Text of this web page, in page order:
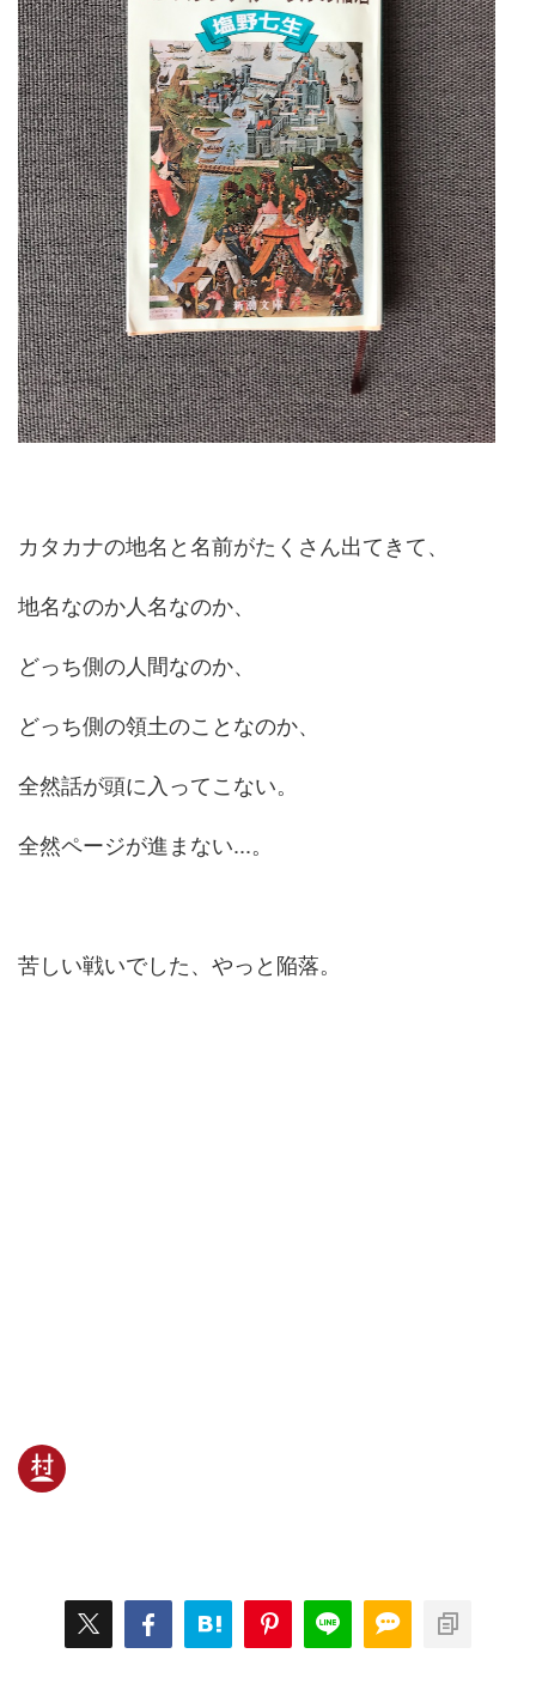
カタカナの地名と名前がたくさん出てきて、
地名なのか人名なのか、
どっち側の人間なのか、
どっち側の領土のことなのか、
全然話が頭に入ってこない。
全然ページが進まない...。
苦しい戦いでした、やっと陥落。